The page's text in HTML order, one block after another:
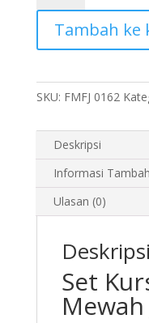
Kursi
Makan
Ukir
Jambu
Tambah ke
SKU: FMFJ 0162
Deskripsi
Informasi
Ulasan (0)
Deskripsi
Set